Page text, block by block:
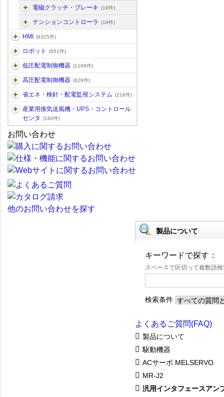
電磁クラッチ・ブレーキ (19件)
テンションコントローラ (19件)
HMI (8325件)
ロボット (651件)
低圧配電制御機器 (1169件)
高圧配電制御機器 (628件)
省エネ・検針・配電監視システム (216件)
産業用換気送風機・UPS・コントロール
センタ
(160件)
お問い合わせ
他のお問い合わせを探す
製品について
キーワードで探す：
スペースで区切って複数語
検索条件
よくあるご質問(FAQ)
製品について
駆動機器
ACサーボ MELSERVO
MR-J2
汎用インタフェースアン